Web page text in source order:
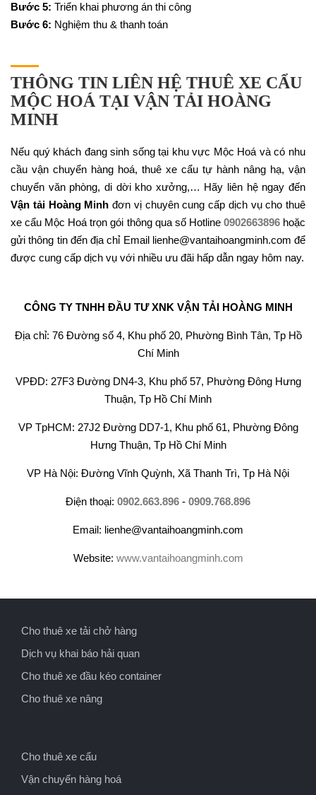
Bước 5: Triển khai phương án thi công
Bước 6: Nghiệm thu & thanh toán
THÔNG TIN LIÊN HỆ THUÊ XE CẨU
MỘC HOÁ TẠI VẬN TẢI HOÀNG
MINH
Nếu quý khách đang sinh sống tại khu vực Mộc Hoá và có nhu
cầu vận chuyển hàng hoá, thuê xe cẩu tự hành nâng hạ, vận
chuyển văn phòng, di dời kho xưởng,… Hãy liên hệ ngay đến
Vận tải Hoàng Minh đơn vị chuyên cung cấp dịch vụ cho thuê
xe cẩu Mộc Hoá trọn gói thông qua số Hotline0902663896 hoặc
gửi thông tin đến địa chỉ Email lienhe@vantaihoangminh.com để
được cung cấp dịch vụ với nhiều ưu đãi hấp dẫn ngay hôm nay.
CÔNG TY TNHH ĐẦU TƯ XNK VẬN TẢI HOÀNG MINH
Địa chỉ: 76 Đường số 4, Khu phố 20, Phường Bình Tân, Tp Hồ
Chí Minh
VPĐD: 27F3 Đường DN4-3, Khu phố 57, Phường Đông Hưng
Thuận, Tp Hồ Chí Minh
VP TpHCM: 27J2 Đường DD7-1, Khu phố 61, Phường Đông
Hưng Thuận, Tp Hồ Chí Minh
VP Hà Nội: Đường Vĩnh Quỳnh, Xã Thanh Trì, Tp Hà Nội
Điện thoại: 0902.663.896 - 0909.768.896
Email: lienhe@vantaihoangminh.com
Website: www.vantaihoangminh.com
Cho thuê xe tải chở hàng
Dịch vụ khai báo hải quan
Cho thuê xe đầu kéo container
Cho thuê xe nâng
Cho thuê xe cẩu
Vận chuyển hàng hoá